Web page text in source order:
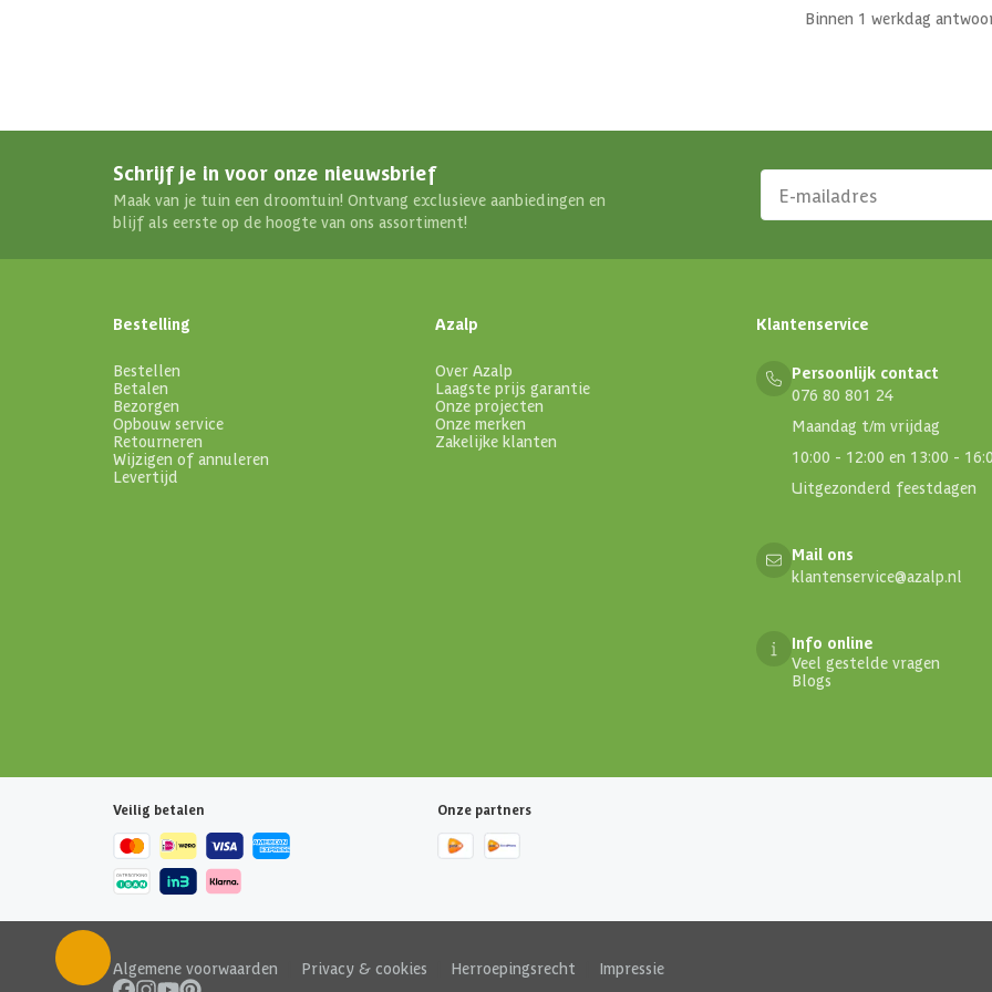
Binnen 1 werkdag
Schrijf je in voor onze nieuwsbrief
Maak van je tuin een droomtuin! Ontvang exclusieve aanbiedingen en
blijf als eerste op de hoogte van ons assortiment!
Bestelling
Bestellen
Betalen
Bezorgen
Opbouw service
Retourneren
Wijzigen of annuleren
Levertijd
Azalp
Over Azalp
Laagste prijs garantie
Onze projecten
Onze merken
Zakelijke klanten
Klantenservice
Persoonlijk contact
076 80 801 24
Maandag t/m vrijdag
10:00 - 12:00 en 13:00 -
Uitgezonderd feestdagen
Mail ons
klantenservice@azalp.nl
Info online
Veel gestelde vragen
Blogs
Veilig betalen Onze partners
Algemene voorwaarden Privacy & cookies Herroepingsrecht Impressie